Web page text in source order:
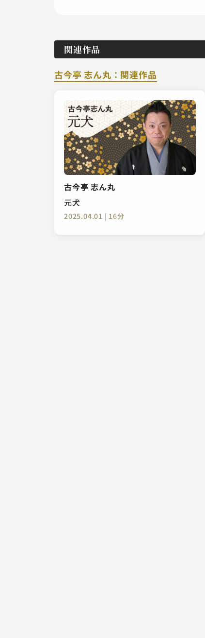
関連作品
古今亭 志ん丸：関連作品
古今亭 志ん丸
元犬
2025.04.01 | 16分